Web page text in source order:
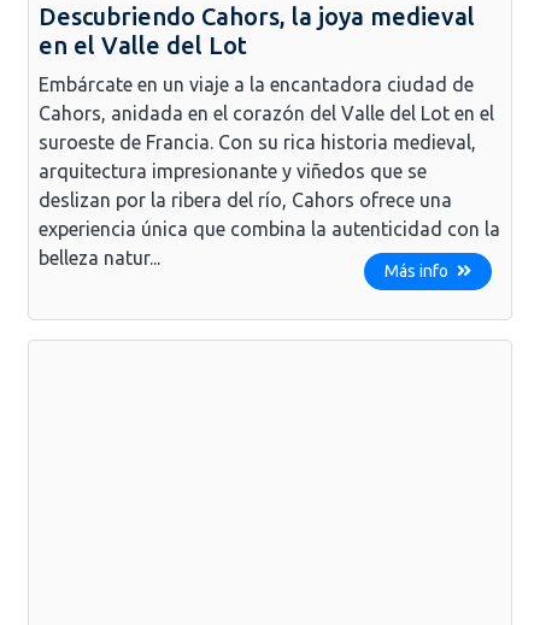
Descubriendo Cahors, la joya medieval
en el Valle del Lot
Embárcate en un viaje a la encantadora ciudad de
Cahors, anidada en el corazón del Valle del Lot en el
suroeste de Francia. Con su rica historia medieval,
arquitectura impresionante y viñedos que se
deslizan por la ribera del río, Cahors ofrece una
experiencia única que combina la autenticidad con la
belleza natur...
Más info